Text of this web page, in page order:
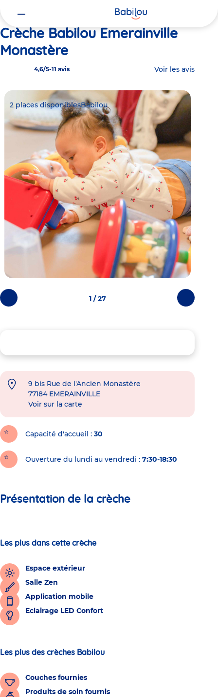
Crèche Babilou Emerainville
Monastère
4,6/5-11 avis Voir les avis
Photos
précédentes
Photos
suivantes
2 places disponiblesBabilou
1 / 27
9 bis Rue de l'Ancien Monastère
77184 EMERAINVILLE
Voir sur la carte
Capacité d'accueil 30
Ouverture du lundi au vendredi : 7:30-18:30
Présentation de la crèche
Les plus dans cette crèche
Espace extérieur
Salle Zen
Application mobile
Eclairage LED Confort
Les plus des crèches Babilou
Couches fournies
Produits de soin fournis